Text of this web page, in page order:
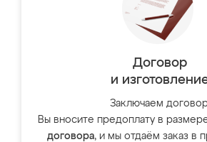
Договор
и
Заключаем
Вы вносите предоплату в
договора, и мы отдаём заказ в